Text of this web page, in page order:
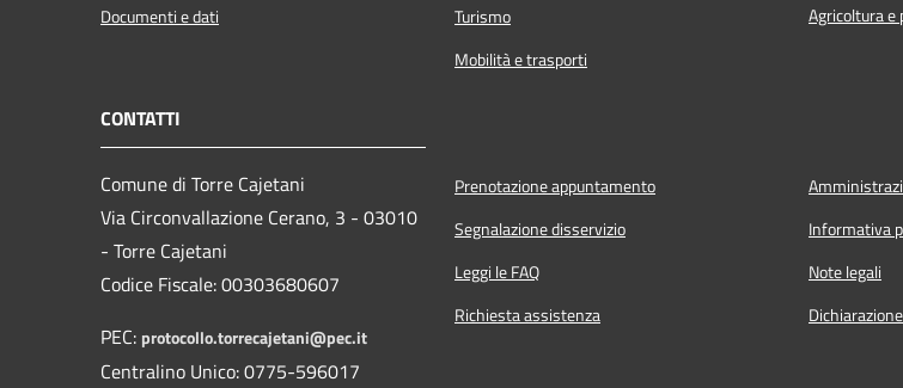
Documenti e dati
Turismo
Mobilità e trasporti
Agricoltura e
CONTATTI
Comune di Torre Cajetani
Via Circonvallazione Cerano, 3 - 03010
- Torre Cajetani
Codice Fiscale: 00303680607
PEC: protocollo.torrecajetani@pec.it
Centralino Unico: 0775-596017
Prenotazione appuntamento
Segnalazione disservizio
Leggi le FAQ
Richiesta assistenza
Informativa
Note legali